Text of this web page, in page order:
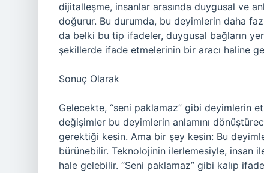
dijitalleşme, insanlar arasında duygusal ve
doğurur. Bu durumda, bu deyimlerin daha
da belki bu tip ifadeler, duygusal bağların
şekillerde ifade etmelerinin bir aracı haline
Sonuç Olarak
Gelecekte, “seni paklamaz” gibi deyimlerin
değişimler bu deyimlerin anlamını
gerektiği kesin. Ama bir şey kesin: Bu
bürünebilir. Teknolojinin ilerlemesiyle, insan
hale gelebilir. “Seni paklamaz” gibi kalıp